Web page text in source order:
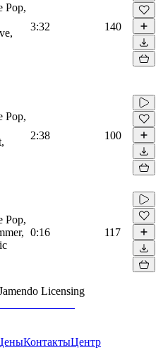
Pop,
3:32 140
Pop,
2:38 100
Pop,
0:16 117
Licensing
КонтактыЦентр